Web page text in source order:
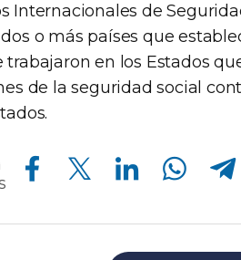
Internacionales de
o más países que
trabajaron en los Estados
de la seguridad social
Compartir en Facebook Compartir en Twitter Compartir en Linkedin Compartir en Whatsapp Compartir en Telegram